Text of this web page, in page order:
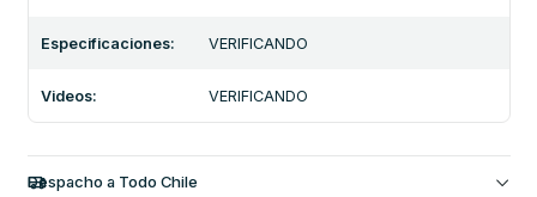
Especificaciones: VERIFICANDO
Videos: VERIFICANDO
Despacho a Todo Chile